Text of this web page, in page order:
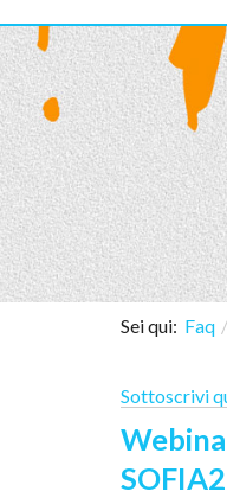
Sei qui: Faq
Sottoscrivi
SOFIA2